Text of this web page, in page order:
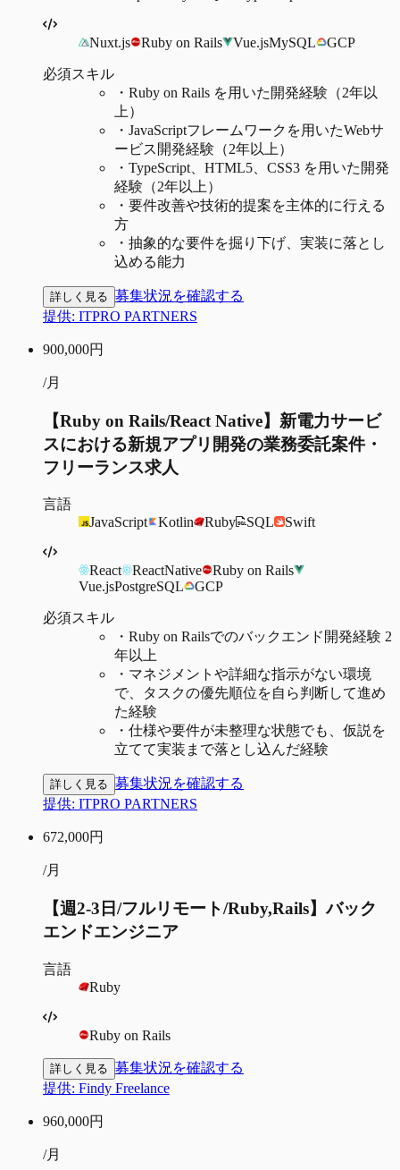
Nuxt.js Ruby on Rails Vue.jsMySQL GCP
必須スキル
・ Ruby on Rails を用いた開発経験（2年以
上）
・ JavaScriptフレームワークを用いたWebサ
ービス開発経験（2年以上）
・ TypeScript、HTML5、CSS3 を用いた開発
経験（2年以上）
・ 要件改善や技術的提案を主体的に行える
方
・ 抽象的な要件を掘り下げ、実装に落とし
込める能力
詳しく見る 募集状況を確認する
提供: ITPRO PARTNERS
900,000円
/月
【Ruby on Rails/React Native】新電力サービ
スにおける新規アプリ開発の業務委託案件・
フリーランス求人
言語
JavaScript
Kotlin Ruby SQL Swift
React ReactNative
Ruby on Rails
Vue.jsPostgreSQL GCP
必須スキル
・ Ruby on Railsでのバックエンド開発経験 2
年以上
・ マネジメントや詳細な指示がない環境
で、タスクの優先順位を自ら判断して進め
た経験
・ 仕様や要件が未整理な状態でも、仮説を
立てて実装まで落とし込んだ経験
詳しく見る 募集状況を確認する
提供: ITPRO PARTNERS
672,000円
/月
【週2-3日/フルリモート/Ruby,Rails】バック
エンドエンジニア
言語
Ruby
Ruby on Rails
詳しく見る 募集状況を確認する
提供: Findy Freelance
960,000円
/月